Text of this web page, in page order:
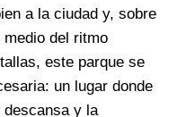
a la ciudad y, sobre
del ritmo
este parque se
un lugar donde
descansa y la